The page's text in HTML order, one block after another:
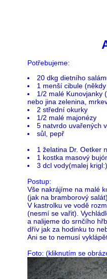
Potřebujeme:
20 dkg dietního
1 menší cibule
1/2 malé Kunovjanky
nebo jina zelenina,
2 střední okurky
1/2 malé majonézy
5 natvrdo uvařených
sůl, pepř
1 želatina Dr. Oetker
1 kostka masový
3 dcl vody(malej
Postup:
Vše nakrájíme na malé
(jak na bramborový
V kastrolku ve vodě
(nesmí se vařit).
a nalijeme do srnčího
dřív jak za hodinku to
Ani se to nemusí
Foto: (kliknutím se